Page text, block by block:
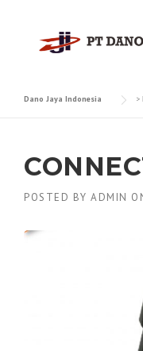
Dano Jaya Indonesia >
POSTED BY ADMIN